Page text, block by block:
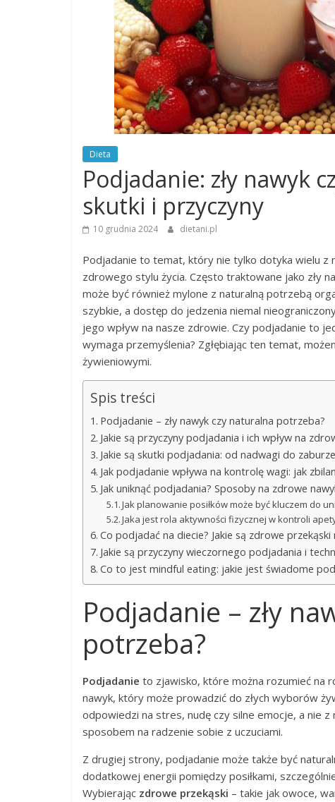
Dieta
Podjadanie: zły nawyk
skutki i przyczyny
10 grudnia 2024 dietani.pl
Podjadanie to temat, który nie tylko dotyka wielu z
zdrowego stylu życia. Często traktowane jako zły
może być również mylone z naturalną potrzebą
szybkie, a dostęp do jedzenia niemal
jego wpływ na nasze zdrowie. Czy podjadanie to
wymaga przemyślenia? Zgłębiając ten temat,
żywieniowymi.
Spis treści
Podjadanie – zły nawyk czy naturalna potrzeba?
Jakie są przyczyny podjadania i ich wpływ na
Jakie są skutki podjadania: od nadwagi do
Jak podjadanie wpływa na kontrolę wagi: jak
Jak uniknąć podjadania? Sposoby na zdrowe
Jak planowanie posiłków może być kluczem do
Jaka jest rola aktywności fizycznej w kontroli
Co podjadać na diecie? Jakie są zdrowe przekąski
Jakie są przyczyny wieczornego podjadania i
Co to jest mindful eating: jakie jest świadome
Podjadanie – zły
potrzeba?
Podjadanie to zjawisko, które można rozumieć na
nawyk, który może prowadzić do złych wyborów
odpowiedzi na stres, nudę czy silne emocje, a nie
sposobem na radzenie sobie z uczuciami.
Z drugiej strony, podjadanie może także być
dodatkowej energii pomiędzy posiłkami,
Wybierając zdrowe przekąski – takie jak owoce,